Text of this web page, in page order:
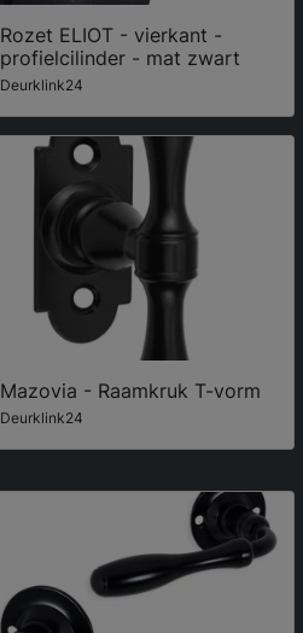
Rozet ELIOT - vierkant -
profielcilinder - mat zwart
Deurklink24
Mazovia - Raamkruk T-vorm
Deurklink24